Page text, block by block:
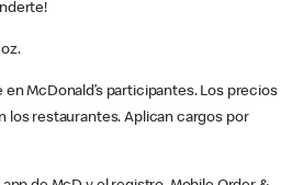
McDonald’s participantes. Los precios
los restaurantes. Aplican cargos por